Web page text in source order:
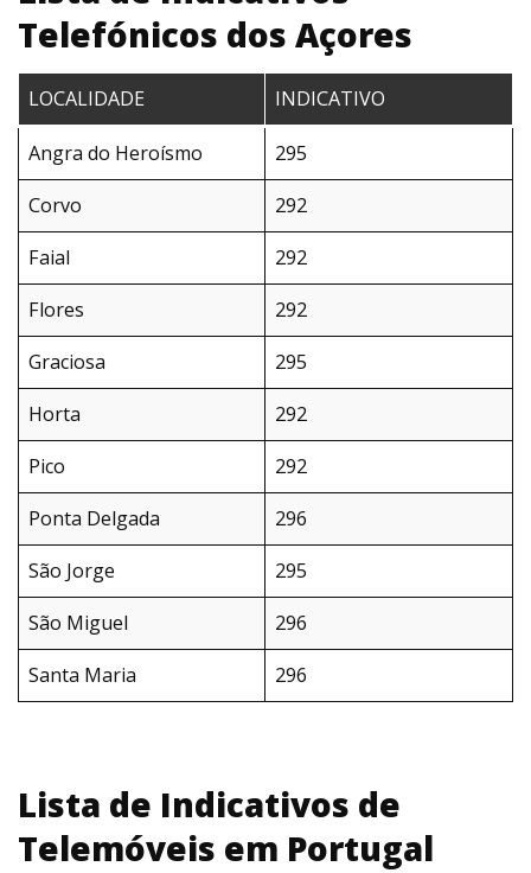
Telefónicos dos Açores
LOCALIDADE INDICATIVO
Angra do Heroísmo
295
Corvo
292
Faial
292
Flores
292
Graciosa
295
Horta
292
Pico
292
Ponta Delgada
296
São Jorge
295
São Miguel
296
Santa Maria
296
Lista de Indicativos de
Telemóveis em Portugal